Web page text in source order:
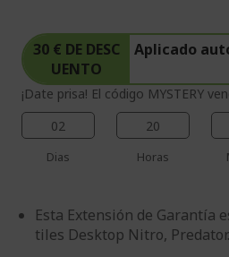
30 € DE DESC
UENTO
Aplicado
¡Date prisa! El código MYSTERY
02
Dias
20
Horas
Esta Extensión de Garantía
tiles Desktop Nitro, Predator.